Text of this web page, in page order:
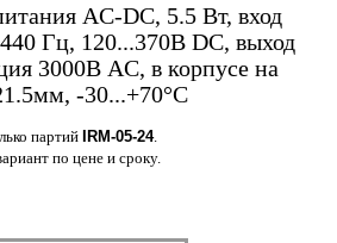
AC-DC, 5.5 Вт, вход
Гц, 120...370B DC, выход
3000В AC, в корпусе на
-30...+70°C
партий IRM-05-24.
по цене и сроку.